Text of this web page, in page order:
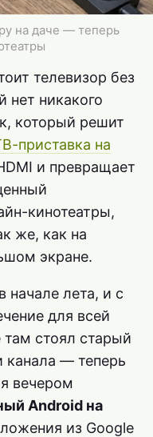
на даче — теперь
телевизор без
нет никакого
который решит
приставка на
и превращает
кинотеатры,
же, как на
экране.
начале лета, и с
для всей
стоял старый
канала — теперь
вечером
Android на
из Google